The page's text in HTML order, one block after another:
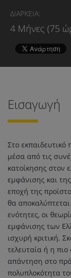
ΔΙΑΡΚΕΙΑ:
4 Μήνες (75
Εισαγωγή
Στο
μέσα από τις
κατοίκησης στον
εμφάνισης και
εποχή της
θα αποκαλύπτεται
ενότητες, οι
εμφάνισης των
ισχυρή κριτική.
τελευταία ή η
απάντηση στο
πολυπλοκότητα